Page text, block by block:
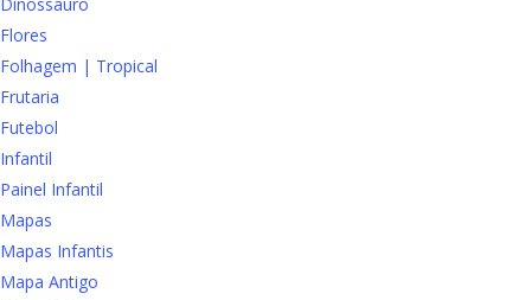
Flores
Folhagem | Tropical
Frutaria
Futebol
Infantil
Painel Infantil
Mapas
Mapas Infantis
Mapa Antigo